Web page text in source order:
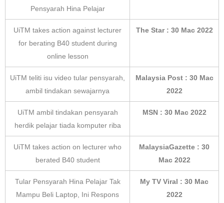
Pensyarah Hina Pelajar
UiTM takes action against lecturer
for berating B40 student during
online lesson
The Star : 30 Mac 2022
UiTM teliti isu video tular pensyarah,
ambil tindakan sewajarnya
Malaysia Post : 30 Mac
2022
UiTM ambil tindakan pensyarah
herdik pelajar tiada komputer riba
MSN : 30 Mac 2022
UiTM takes action on lecturer who
berated B40 student
MalaysiaGazette : 30
Mac 2022
Tular Pensyarah Hina Pelajar Tak
Mampu Beli Laptop, Ini Respons
My TV Viral : 30 Mac
2022